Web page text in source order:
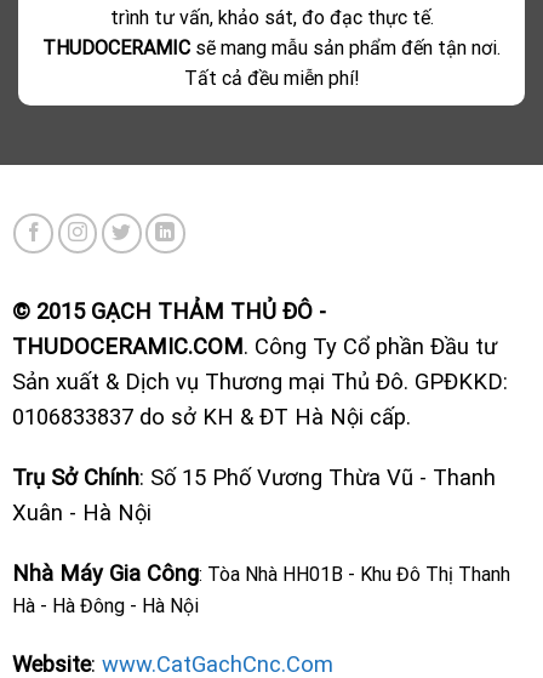
trình tư vấn, khảo sát, đo đạc thực tế.
THUDOCERAMIC sẽ mang mẫu sản phẩm đến tận nơi.
Tất cả đều miễn phí!
© 2015 GẠCH THẢM THỦ ĐÔ -
THUDOCERAMIC.COM. Công Ty Cổ phần Đầu tư
Sản xuất & Dịch vụ Thương mại Thủ Đô. GPĐKKD:
0106833837 do sở KH & ĐT Hà Nội cấp.
Trụ Sở Chính: Số 15 Phố Vương Thừa Vũ - Thanh
Xuân - Hà Nội
Nhà Máy Gia Công: Tòa Nhà HH01B - Khu Đô Thị Thanh
Hà - Hà Đông - Hà Nội
Website: www.CatGachCnc.Com